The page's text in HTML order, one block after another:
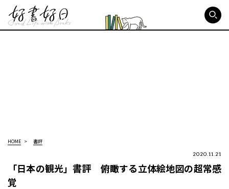
HOME 書評
2020.11.21
「日本の観光」書評 俯瞰する立体絵地図の超常感
覚